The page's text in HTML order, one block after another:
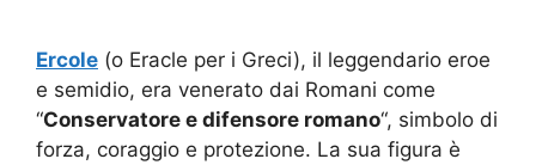
Ercole (o Eracle per i Greci), il leggendario eroe
e semidio, era venerato dai Romani come
“Conservatore e difensore romano“, simbolo di
forza, coraggio e protezione. La sua figura è